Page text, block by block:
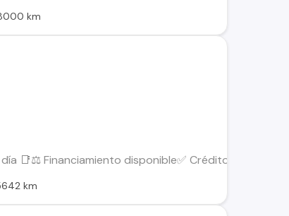
km
📑⚖️ Financiamiento disponible✅ Crédito directo.💰
km